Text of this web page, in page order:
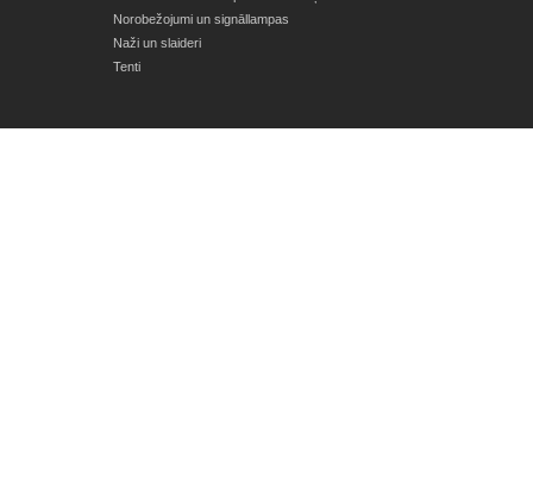
Norobežojumi un signāllampas
Naži un slaideri
Tenti